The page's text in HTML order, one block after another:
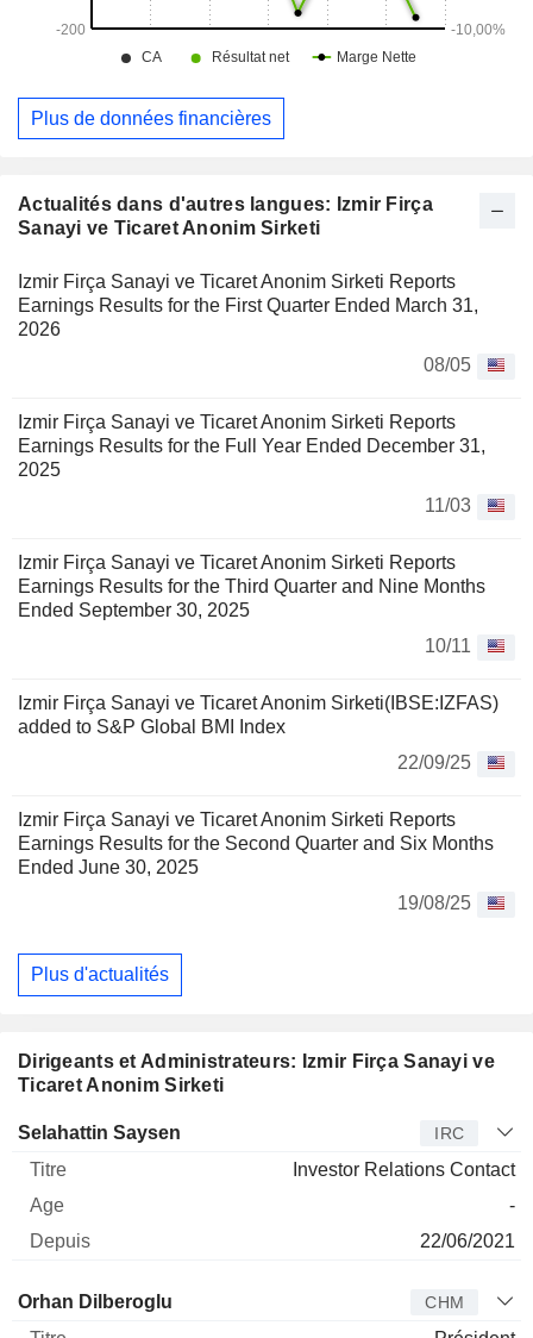
Actualités dans d'autres langues: Izmir Firça
Sanayi ve Ticaret Anonim Sirketi
Izmir Firça Sanayi ve Ticaret Anonim Sirketi Reports
Earnings Results for the First Quarter Ended March 31,
2026
08/05
Izmir Firça Sanayi ve Ticaret Anonim Sirketi Reports
Earnings Results for the Full Year Ended December 31,
2025
11/03
Izmir Firça Sanayi ve Ticaret Anonim Sirketi Reports
Earnings Results for the Third Quarter and Nine Months
Ended September 30, 2025
10/11
Izmir Firça Sanayi ve Ticaret Anonim Sirketi(IBSE:IZFAS)
added to S&P Global BMI Index
22/09/25
Izmir Firça Sanayi ve Ticaret Anonim Sirketi Reports
Earnings Results for the Second Quarter and Six Months
Ended June 30, 2025
19/08/25
Plus d'actualités
Dirigeants et Administrateurs: Izmir Firça Sanayi ve
Ticaret Anonim Sirketi
Dirigeant Titre Age
Selahattin Saysen IRC
Investor Relations Contact
-
22/06/2021
Administrateur Titre
Orhan Dilberoglu CHM
Plus de données financières